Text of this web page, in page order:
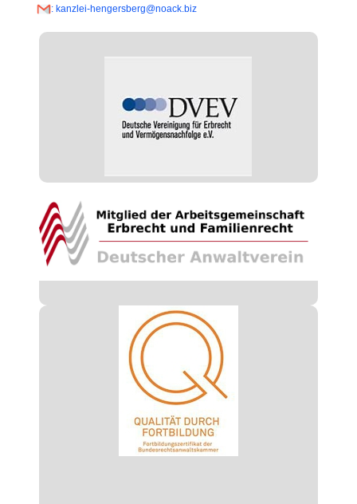
: kanzlei-hengersberg@noack.biz